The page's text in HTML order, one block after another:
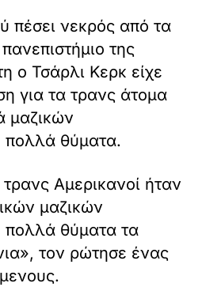
πέσει νεκρός από τα
της
ο Τσάρλι Κερκ είχε
για τα τρανς άτομα
μαζικών
πολλά θύματα.
Αμερικανοί ήταν
μαζικών
πολλά θύματα τα
τον ρώτησε ένας